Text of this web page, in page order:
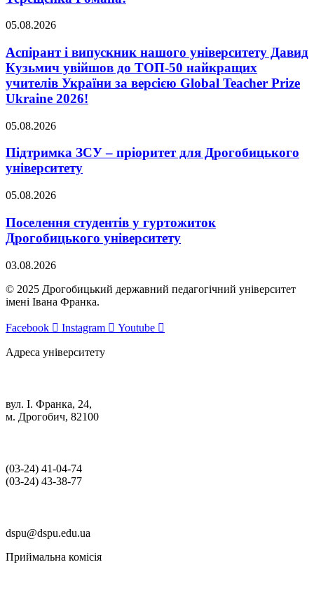
05.08.2026
Аспірант і випускник нашого університету Давид
Кузьмич увійшов до ТОП-50 найкращих
учителів України за версією Global Teacher Prize
Ukraine 2026!
05.08.2026
Підтримка ЗСУ – пріоритет для Дрогобицького
університету
05.08.2026
Поселення студентів у гуртожиток
Дрогобицького університету
03.08.2026
© 2025 Дрогобицький державний педагогічний університет
імені Івана Франка.
Facebook Instagram Youtube
Адреса університету
вул. І. Франка, 24,
м. Дрогобич, 82100
(03‑24) 41‑04‑74
(03‑24) 43‑38‑77
dspu@dspu.edu.ua
Приймальна комісія